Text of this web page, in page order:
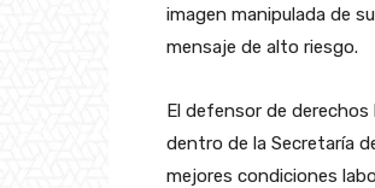
imagen manipulada de
mensaje de alto riesgo.
El defensor de
dentro de la Secretaría
mejores condiciones